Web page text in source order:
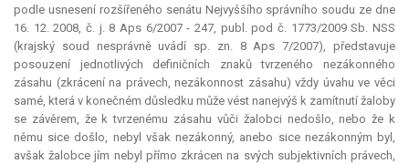
podle usnesení rozšířeného senátu Nejvyššího správního soudu ze dne
16. 12. 2008, č. j. 8 Aps 6/2007 - 247, publ. pod č. 1773/2009 Sb. NSS
(krajský soud nesprávně uvádí sp. zn. 8 Aps 7/2007), představuje
posouzení jednotlivých definičních znaků tvrzeného nezákonného
zásahu (zkrácení na právech, nezákonnost zásahu) vždy úvahu ve věci
samé, která v konečném důsledku může vést nanejvýš k zamítnutí žaloby
se závěrem, že k tvrzenému zásahu vůči žalobci nedošlo, nebo že k
němu sice došlo, nebyl však nezákonný, anebo sice nezákonným byl,
avšak žalobce jím nebyl přímo zkrácen na svých subjektivních právech,